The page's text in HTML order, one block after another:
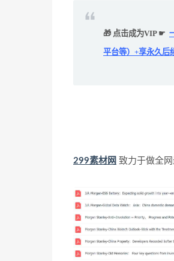
🎁 点击成为VIP ☛
平台等）+享永久后
299素材网 致力于做全